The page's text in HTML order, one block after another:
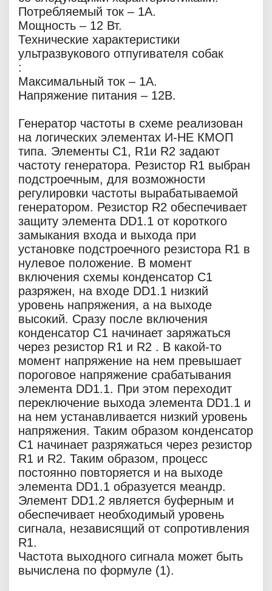
Потребляемый ток – 1А.
Мощность – 12 Вт.
Технические характеристики
ультразвукового отпугивателя собак
:
Максимальный ток – 1А.
Напряжение питания – 12В.
Генератор частоты в схеме реализован
на логических элементах И-НЕ КМОП
типа. Элементы C1, R1и R2 задают
частоту генератора. Резистор R1 выбран
подстроечным, для возможности
регулировки частоты вырабатываемой
генератором. Резистор R2 обеспечивает
защиту элемента DD1.1 от короткого
замыкания входа и выхода при
установке подстроечного резистора R1 в
нулевое положение. В момент
включения схемы конденсатор С1
разряжен, на входе DD1.1 низкий
уровень напряжения, а на выходе
высокий. Сразу после включения
конденсатор С1 начинает заряжаться
через резистор R1 и R2 . В какой-то
момент напряжение на нем превышает
пороговое напряжение срабатывания
элемента DD1.1. При этом переходит
переключение выхода элемента DD1.1 и
на нем устанавливается низкий уровень
напряжения. Таким образом конденсатор
С1 начинает разряжаться через резистор
R1 и R2. Таким образом, процесс
постоянно повторяется и на выходе
элемента DD1.1 образуется меандр.
Элемент DD1.2 является буферным и
обеспечивает необходимый уровень
сигнала, независящий от сопротивления
R1.
Частота выходного сигнала может быть
вычислена по формуле (1).